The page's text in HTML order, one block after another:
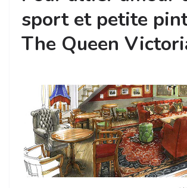
sport et petite
The Queen